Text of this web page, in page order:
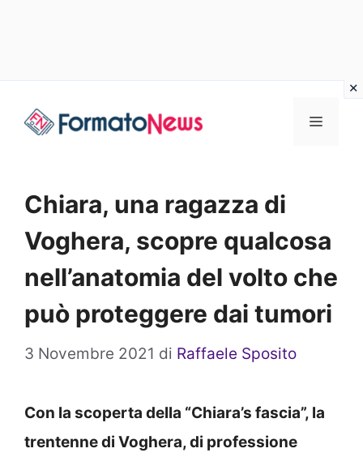
Menu
Chiara, una ragazza di
Voghera, scopre qualcosa
nell’anatomia del volto che
può proteggere dai tumori
3 Novembre 2021 di Raffaele Sposito
Con la scoperta della “Chiara’s fascia”, la
trentenne di Voghera, di professione